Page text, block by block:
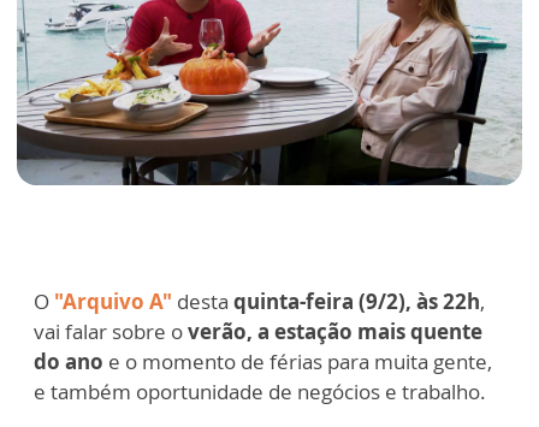
O "Arquivo A" desta quinta-feira (9/2), às 22h,
vai falar sobre overão, a estação mais quente
do ano e o momento de férias para muita gente,
e também oportunidade de negócios e trabalho.